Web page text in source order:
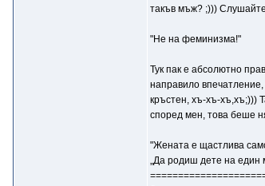
такъв мъж? ;)))
"Не на феминизма!"
Тук пак е абсолютно
направило
кръстен, хъ-хъ-хъ,хъ;)))
според мен, това беше
"Жената е щастлива
„Да родиш дете на един